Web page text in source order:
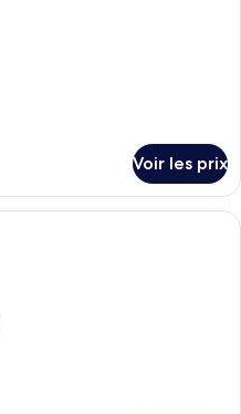
Voir les prix
Une chambre à coucher avec un lit,